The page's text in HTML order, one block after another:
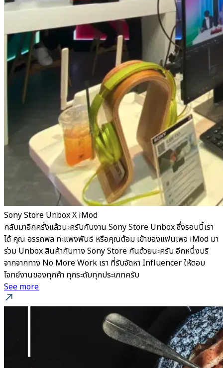
Sony Store Unbox X iMod
กลับมาอีกครั้งแล้วนะครับกับงาน Sony Store Unbox ซึ่งรอบนี้เรา
ได้ คุณ อรรถพล ทะแพงพันธ์ หรือคุณต้อม เข้าของแฟนเพจ iMod มา
ร่วม Unbox สินค้ากับทาง Sony Store กันด้วยนะครับ อีกหนึ่งบริ
จากจากทาง No More Work เรา ที่รับจัดหา Influencer ให้ตอบ
โจทย์งานของทุกค้า ทุกระดับทุกประเภทครับ
See more